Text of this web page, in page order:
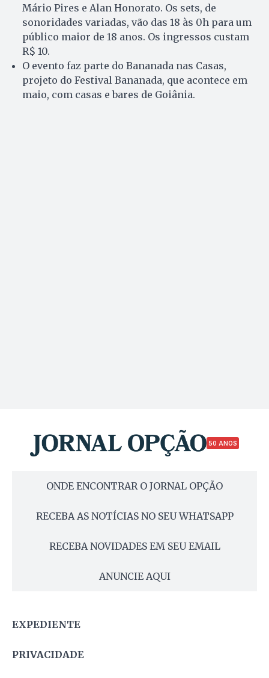
Mário Pires e Alan Honorato. Os sets, de
sonoridades variadas, vão das 18 às 0h para um
público maior de 18 anos. Os ingressos custam
R$ 10.
O evento faz parte do Ba­nanada nas Casas,
projeto do Festival Bananada, que acontece em
maio, com casas e bares de Goiânia.
50 ANOS
ONDE ENCONTRAR O JORNAL OPÇÃO
RECEBA AS NOTÍCIAS NO SEU WHATSAPP
RECEBA NOVIDADES EM SEU EMAIL
ANUNCIE AQUI
EXPEDIENTE
PRIVACIDADE